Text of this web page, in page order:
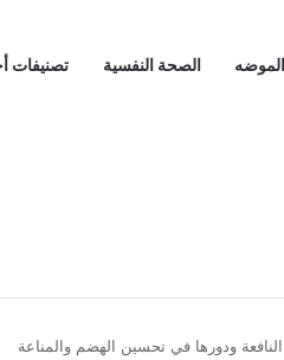
الموضه الصحة النفسية تصنيفات
النافعة ودورها في تحسين الهضم والمناعة